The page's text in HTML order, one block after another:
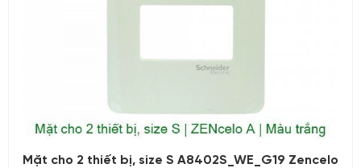
Mặt cho 2 thiết bị, size S A8402S_WE_G19 Zencelo